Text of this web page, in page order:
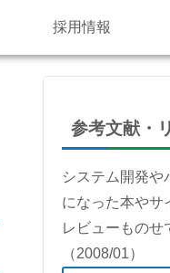
採用情報
参考文献・
システム開発や
になった本やサ
レビューものせ
（2008/01）